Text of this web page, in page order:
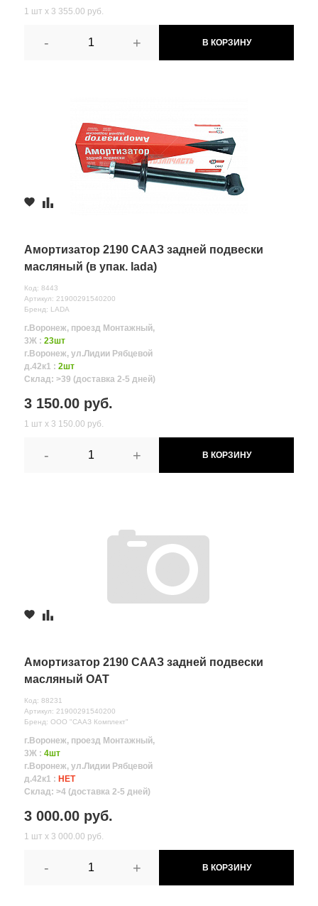
1 шт х 3 355.00 руб.
- + В КОРЗИНУ
Амортизатор 2190 СААЗ задней подвески
масляный (в упак. lada)
Код: 8443
Артикул: 21900291540200
Бренд: LADA
г.Воронеж, проезд Монтажный,
3Ж : 23шт
г.Воронеж, ул.Лидии Рябцевой
д.42к1 : 2шт
Склад: >39 (доставка 2-5 дней)
3 150.00 руб.
1 шт х 3 150.00 руб.
- + В КОРЗИНУ
Амортизатор 2190 СААЗ задней подвески
масляный ОАТ
Код: 88231
Артикул: 21900291540200
Бренд: ООО "СААЗ Комплект"
г.Воронеж, проезд Монтажный,
3Ж : 4шт
г.Воронеж, ул.Лидии Рябцевой
д.42к1 : НЕТ
Склад: >4 (доставка 2-5 дней)
3 000.00 руб.
1 шт х 3 000.00 руб.
- + В КОРЗИНУ